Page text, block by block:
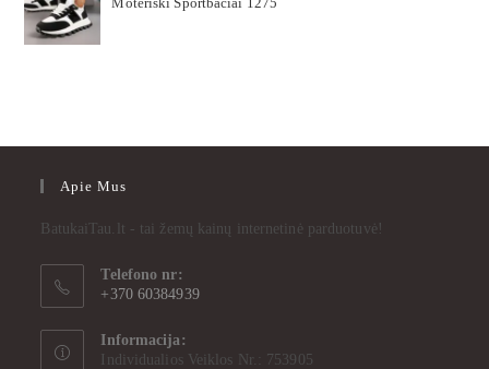
Apie Mus
BatukaiTau.lt - tai žemų kainų internetinė parduotuvė!
Telefono nr:
+370 60384939
Informacija:
Individualios Veiklos Nr.: 753905